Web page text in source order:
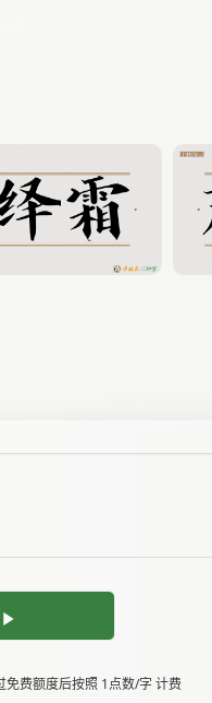
费额度后按照 1点数/字 计费